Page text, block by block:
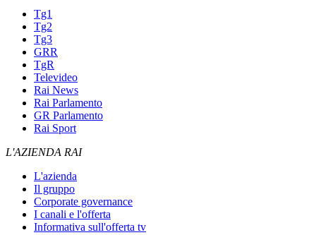
Tg1
Tg2
Tg3
GRR
TgR
Televideo
Rai News
Rai Parlamento
GR Parlamento
Rai Sport
L'AZIENDA RAI
L'azienda
Il gruppo
Corporate governance
I canali e l'offerta
Informativa sull'offerta tv